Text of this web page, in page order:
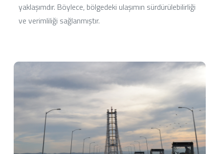
yaklaşımdır. Böylece, bölgedeki ulaşımın sürdürülebilirliği
ve verimliliği sağlanmıştır.